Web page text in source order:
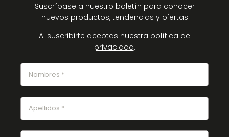
Suscríbase a nuestro boletín para conocer
nuevos productos, tendencias y ofertas
Al suscribirte aceptas nuestra política de
privacidad.